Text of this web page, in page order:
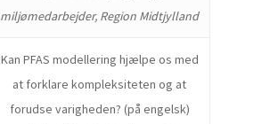
miljømedarbejder, Region Midtjylland
Kan PFAS modellering hjælpe os med
at forklare kompleksiteten og at
forudse varigheden? (på engelsk)